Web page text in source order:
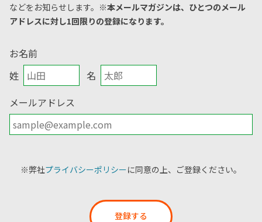
などをお知らせします。 ※本メールマガジンは、ひとつのメール
アドレスに対し1回限りの登録になります。
お名前
姓
名
メールアドレス
※弊社プライバシーポリシーに同意の上、ご登録ください。
登録する